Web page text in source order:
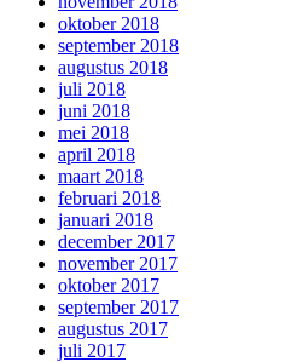
oktober 2018
september 2018
augustus 2018
juli 2018
juni 2018
mei 2018
april 2018
maart 2018
februari 2018
januari 2018
december 2017
november 2017
oktober 2017
september 2017
augustus 2017
juli 2017